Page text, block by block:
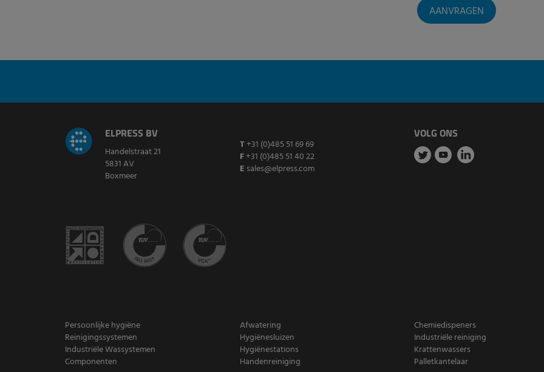
ELPRESS BV
Handelstraat 21
5831 AV
Boxmeer
T +31 (0)485 51 69 69
F+31 (0)485 51 40 22
E sales@elpress.com
VOLG ONS
Persoonlijke hygiëne
Reinigingssystemen
Industriële Wassystemen
Componenten
Afwatering
Hygiënesluizen
Hygiënestations
Handenreiniging
Chemiedispeners
Industriële reiniging
Krattenwassers
Palletkantelaar